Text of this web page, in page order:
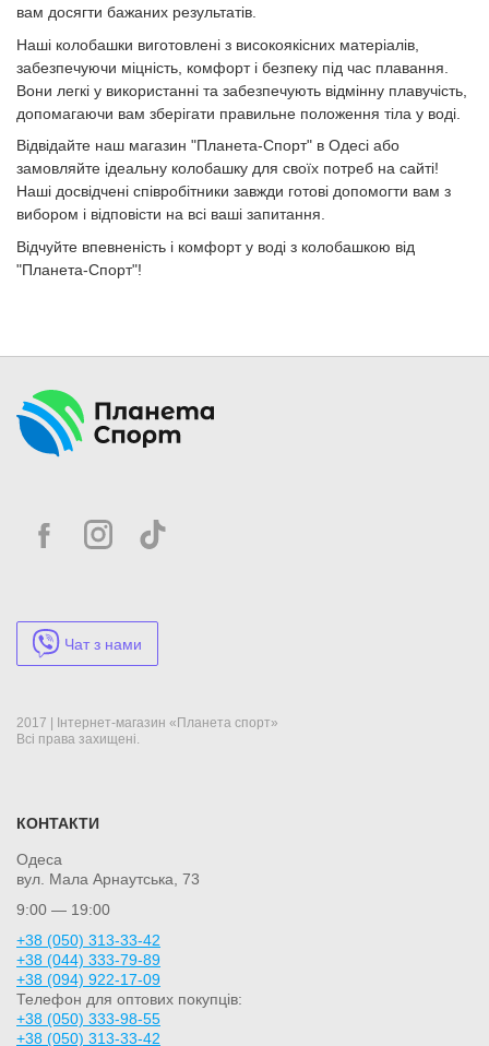
вам досягти бажаних результатів.
Наші колобашки виготовлені з високоякісних матеріалів,
забезпечуючи міцність, комфорт і безпеку під час плавання.
Вони легкі у використанні та забезпечують відмінну плавучість,
допомагаючи вам зберігати правильне положення тіла у воді.
Відвідайте наш магазин "Планета-Спорт" в Одесі або
замовляйте ідеальну колобашку для своїх потреб на сайті!
Наші досвідчені співробітники завжди готові допомогти вам з
вибором і відповісти на всі ваші запитання.
Відчуйте впевненість і комфорт у воді з колобашкою від
"Планета-Спорт"!
Чат з нами
2017 | Інтернет-магазин «Планета спорт»
Всі права захищені.
КОНТАКТИ
Одеса
вул. Мала Арнаутська, 73
9:00 — 19:00
+38 (050) 313-33-42
+38 (044) 333-79-89
+38 (094) 922-17-09
Телефон для оптових покупців:
+38 (050) 333-98-55
+38 (050) 313-33-42